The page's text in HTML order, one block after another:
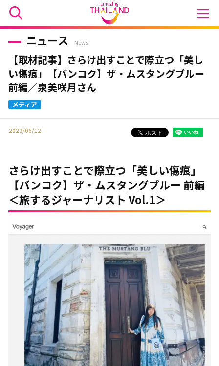
ニュース News
【取材記事】さらけ出すことで際立つ「美し
い傷痕」【バンコク】ザ・ムスタングブルー
前編／泉美咲月さん
2023/06/12
さらけ出すことで際立つ「美しい傷痕」
【バンコク】ザ・ムスタングブルー 前編
＜旅するジャーナリスト Vol.1＞